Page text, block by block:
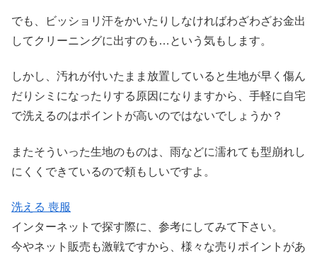
でも、ビッショリ汗をかいたりしなければわざわざお金出
してクリーニングに出すのも…という気もします。
しかし、汚れが付いたまま放置していると生地が早く傷ん
だりシミになったりする原因になりますから、手軽に自宅
で洗えるのはポイントが高いのではないでしょうか？
またそういった生地のものは、雨などに濡れても型崩れし
にくくできているので頼もしいですよ。
洗える 喪服
インターネットで探す際に、参考にしてみて下さい。
今やネット販売も激戦ですから、様々な売りポイントがあ